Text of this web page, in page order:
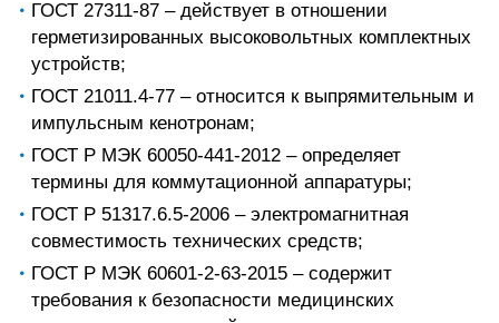
ГОСТ 27311-87 – действует в отношении
герметизированных высоковольтных комплектных
устройств;
ГОСТ 21011.4-77 – относится к выпрямительным и
импульсным кенотронам;
ГОСТ Р МЭК 60050-441-2012 – определяет
термины для коммутационной аппаратуры;
ГОСТ Р 51317.6.5-2006 – электромагнитная
совместимость технических средств;
ГОСТ Р МЭК 60601-2-63-2015 – содержит
требования к безопасности медицинских